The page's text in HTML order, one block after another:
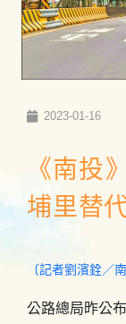
2023-01-16
《南投
埔里替
〔記者劉濱銓／
公路總局昨公